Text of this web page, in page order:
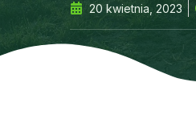
20 kwietnia, 2023